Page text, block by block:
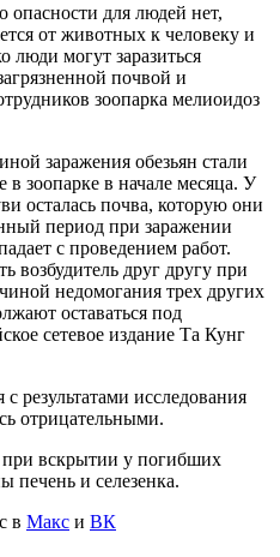
опасности для людей нет,
от животных к человеку и
люди могут заразиться
почвой и
зоопарка мелиоидоз
заражения обезьян стали
зоопарке в начале месяца. У
осталась почва, которую они
период при заражении
с проведением работ.
возбудитель друг другу при
недомогания трех других
оставаться под
сетевое издание Та Кунг
результатами исследования
отрицательными.
при вскрытии у погибших
печень и селезенка.
в Макс и ВК